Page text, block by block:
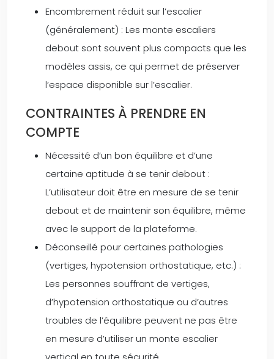
Encombrement réduit sur l’escalier
(généralement) : Les monte escaliers
debout sont souvent plus compacts que les
modèles assis, ce qui permet de préserver
l’espace disponible sur l’escalier.
CONTRAINTES À PRENDRE EN
COMPTE
Nécessité d’un bon équilibre et d’une
certaine aptitude à se tenir debout :
L’utilisateur doit être en mesure de se tenir
debout et de maintenir son équilibre, même
avec le support de la plateforme.
Déconseillé pour certaines pathologies
(vertiges, hypotension orthostatique, etc.) :
Les personnes souffrant de vertiges,
d’hypotension orthostatique ou d’autres
troubles de l’équilibre peuvent ne pas être
en mesure d’utiliser un monte escalier